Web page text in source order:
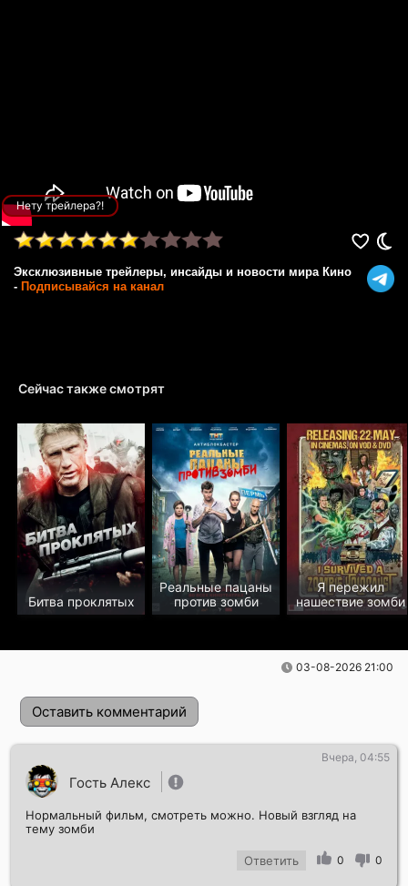
Нету трейлера?!
Эксклюзивные трейлеры, инсайды и новости мира Кино
- Подписывайся на канал
Сейчас также смотрят
Битва проклятых
Реальные пацаны
против зомби
Я пережил
нашествие зомби
03-08-2026 21:00
Оставить комментарий
Гость Алекс
Вчера, 04:55
Нормальный фильм, смотреть можно. Новый взгляд на
тему зомби
Ответить 0 0